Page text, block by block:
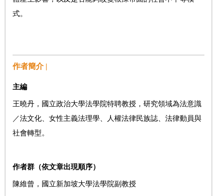
式。
作者簡介 |
主編
王曉丹，國立政治大學法學院特聘教授，研究領域為法意識
／法文化、女性主義法理學、人權法律民族誌、法律動員與
社會轉型。
作者群（依文章出現順序）
陳維曾，國立新加坡大學法學院副教授